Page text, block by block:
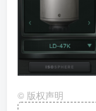
© 版权声明